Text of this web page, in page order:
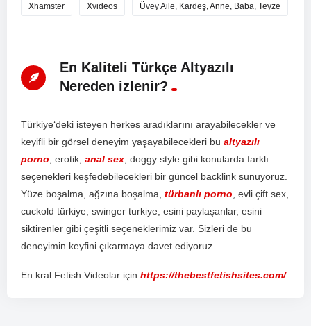
Xhamster Xvideos Üvey Aile, Kardeş, Anne, Baba, Teyze
En Kaliteli Türkçe Altyazılı
Nereden izlenir?
Türkiye‘deki isteyen herkes aradıklarını arayabilecekler ve
keyifli bir görsel deneyim yaşayabilecekleri bu altyazılı
porno erotik anal sex doggy style gibi konularda farklı
seçenekleri keşfedebilecekleri bir güncel backlink sunuyoruz
Yüze boşalma ağzına boşalma türbanlı porno evli çift sex
cuckold türkiye swinger turkiye esini paylaşanlar, esini
siktirenler gibi çeşitli seçeneklerimiz var. Sizleri de bu
deneyimin keyfini çıkarmaya davet ediyoruz
En kral Fetish Videolar için https://thebestfetishsites.com/